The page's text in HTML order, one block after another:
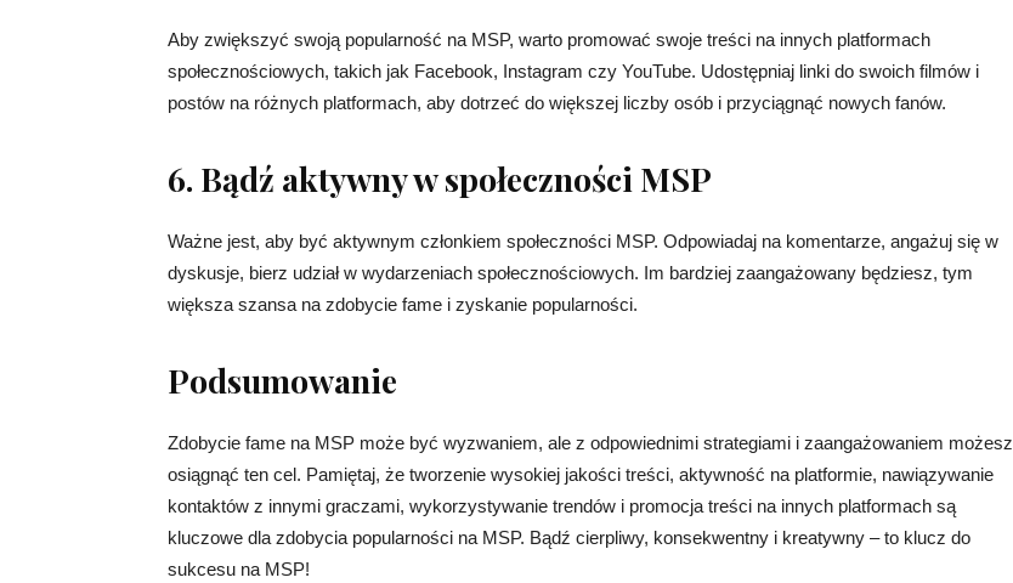
Aby zwiększyć swoją popularność na MSP, warto promować swoje treści na innych platformach
społecznościowych, takich jak Facebook, Instagram czy YouTube. Udostępniaj linki do swoich filmów i
postów na różnych platformach, aby dotrzeć do większej liczby osób i przyciągnąć nowych fanów.
6. Bądź aktywny w społeczności MSP
Ważne jest, aby być aktywnym członkiem społeczności MSP. Odpowiadaj na komentarze, angażuj się w
dyskusje, bierz udział w wydarzeniach społecznościowych. Im bardziej zaangażowany będziesz, tym
większa szansa na zdobycie fame i zyskanie popularności.
Podsumowanie
Zdobycie fame na MSP może być wyzwaniem, ale z odpowiednimi strategiami i zaangażowaniem możesz
osiągnąć ten cel. Pamiętaj, że tworzenie wysokiej jakości treści, aktywność na platformie, nawiązywanie
kontaktów z innymi graczami, wykorzystywanie trendów i promocja treści na innych platformach są
kluczowe dla zdobycia popularności na MSP. Bądź cierpliwy, konsekwentny i kreatywny – to klucz do
sukcesu na MSP!